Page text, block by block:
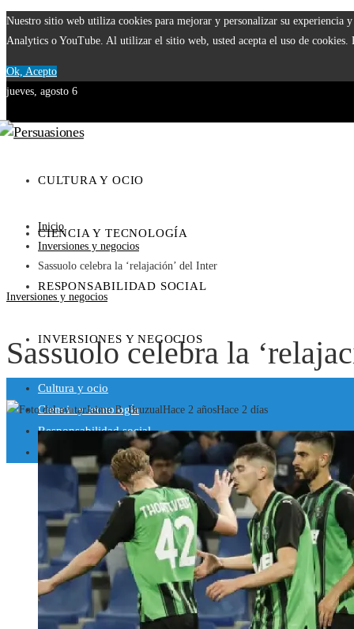
Nuestro sitio web utiliza cookies para mejorar y personalizar su experiencia
Analytics o YouTube. Al utilizar el sitio web, usted acepta el uso de
Ok, Acepto
jueves, agosto 6
CULTURA Y OCIO
CIENCIA Y TECNOLOGÍA
RESPONSABILIDAD SOCIAL
INVERSIONES Y NEGOCIOS
Cultura y ocio
Ciencia y tecnología
Responsabilidad social
Inversiones y negocios
Inicio
Inversiones y negocios
Sassuolo celebra la ‘relajación’ del Inter
Inversiones y negocios
Sassuolo celebra la
Jaime B. BruzualHace 2 añosHace 2 días